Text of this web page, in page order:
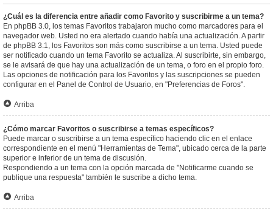
¿Cuál es la diferencia entre añadir como Favorito y suscribirme a un tema?
En phpBB 3.0, los temas Favoritos trabajaron mucho como marcadores para el
navegador web. Usted no era alertado cuando había una actualización. A partir
de phpBB 3.1, los Favoritos son más como suscribirse a un tema. Usted puede
ser notificado cuando un tema Favorito se actualiza. Al suscribirte, sin embargo,
se le avisará de que hay una actualización de un tema, o foro en el propio foro.
Las opciones de notificación para los Favoritos y las suscripciones se pueden
configurar en el Panel de Control de Usuario, en "Preferencias de Foros".
Arriba
¿Cómo marcar Favoritos o suscribirse a temas específicos?
Puede marcar o suscribirse a un tema específico haciendo clic en el enlace
correspondiente en el menú "Herramientas de Tema", ubicado cerca de la parte
superior e inferior de un tema de discusión.
Respondiendo a un tema con la opción marcada de "Notificarme cuando se
publique una respuesta" también le suscribe a dicho tema.
Arriba